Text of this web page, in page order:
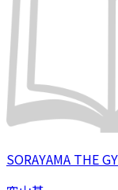
SORAYAMA THE